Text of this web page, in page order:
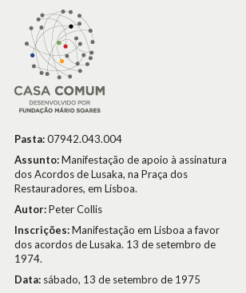
Pasta:07942.043.004
Assunto:Manifestação de apoio à assinatura
dos Acordos de Lusaka, na Praça dos
Restauradores, em Lisboa.
Autor:Peter Collis
Inscrições:Manifestação em Lisboa a favor
dos acordos de Lusaka. 13 de setembro de
1974.
Data: sábado, 13 de setembro de 1975